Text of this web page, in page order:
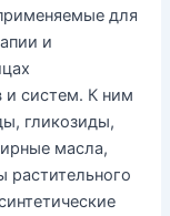
для
и
и систем. К ним
гликозиды,
масла,
растительного